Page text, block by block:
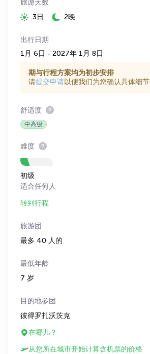
旅游天数
3日
2晚
出行日期
1月 6日 - 2027年 1月 8日
期与行程方案均为初步安排
请提交申请以便我们为您确认具体细节
舒适度
中高级
难度
初级
适合任何人
转到行程
旅游团
最多 40 人的
最低年龄
7 岁
目的地参团
彼得罗扎沃茨克
在哪儿？
从您所在城市开始计算含机票的价格